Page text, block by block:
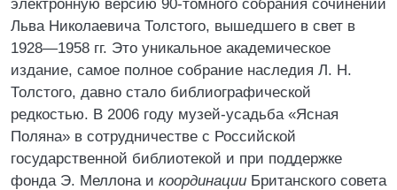
электронную версию 90-томного собрания сочинений
Льва Николаевича Толстого, вышедшего в свет в
1928—1958 гг. Это уникальное академическое
издание, самое полное собрание наследия Л. Н.
Толстого, давно стало библиографической
редкостью. В 2006 году музей-усадьба «Ясная
Поляна» в сотрудничестве с Российской
государственной библиотекой и при поддержке
фонда Э. Меллона и координации Британского совета